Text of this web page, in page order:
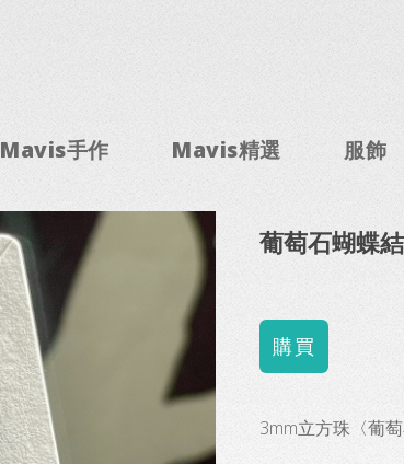
Mavis手作 Mavis精選 服飾
葡萄石蝴蝶
3mm立方珠〈葡